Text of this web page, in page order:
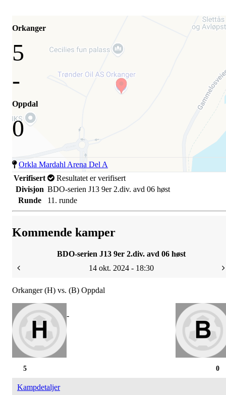
Orkanger
5
-
Oppdal
0
Orkla Mardahl Arena Del A
Verifisert
Resultatet er verifisert
Divisjon BDO-serien J13 9er 2.div. avd 06 høst
Runde
11. runde
Kommende kamper
BDO-serien J13 9er 2.div. avd 06 høst
14 okt. 2024 - 18:30
Orkanger (H) vs. (B) Oppdal
-
0
5
Kampdetaljer